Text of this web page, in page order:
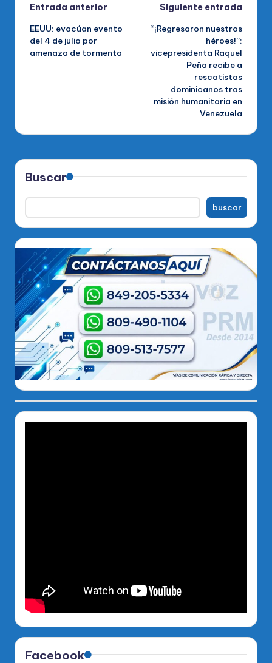
Navegación
de
entradas
Entrada anterior
EEUU: evacúan evento
del 4 de julio por
amenaza de tormenta
Siguiente entrada
“¡Regresaron nuestros
héroes!”:
vicepresidenta Raquel
Peña recibe a
rescatistas
dominicanos tras
misión humanitaria en
Venezuela
Buscar
buscar
Facebook